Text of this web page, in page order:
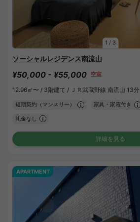
1 / 3
ソーシャルレジデンス南流山
¥50,000 - ¥55,000 空室
12.96㎡〜 / 3階建て / ＪＲ武蔵野線 南流山 13分
短期契約（マンスリー） 家具・家電付き
礼金なし
詳細を見る
APARTMENT